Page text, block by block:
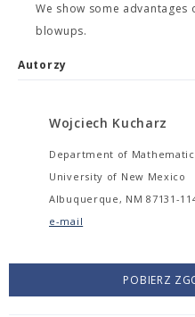
We show some
blowups.
Autorzy
Wojciech Kucharz
Department of
University of New Mexico
Albuquerque, NM 87131-
e-mail
POBIERZ